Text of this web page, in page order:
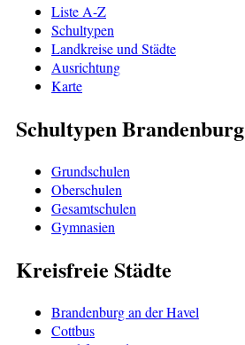
Liste A-Z
Schultypen
Landkreise und Städte
Ausrichtung
Karte
Schultypen Brandenburg
Grundschulen
Oberschulen
Gesamtschulen
Gymnasien
Kreisfreie Städte
Brandenburg an der Havel
Cottbus